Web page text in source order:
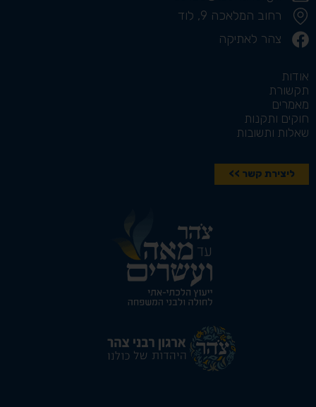
רחוב המלאכה 9, לוד
צהר לאתיקה
אודות
תקשורת
מאמרים
חוקים ותקנות
שאלות ותשובות
ליצירת קשר >>